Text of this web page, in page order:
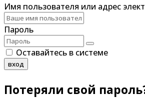
Имя пользователя или адрес
Пароль
Оставайтесь в системе
вход
Потеряли свой